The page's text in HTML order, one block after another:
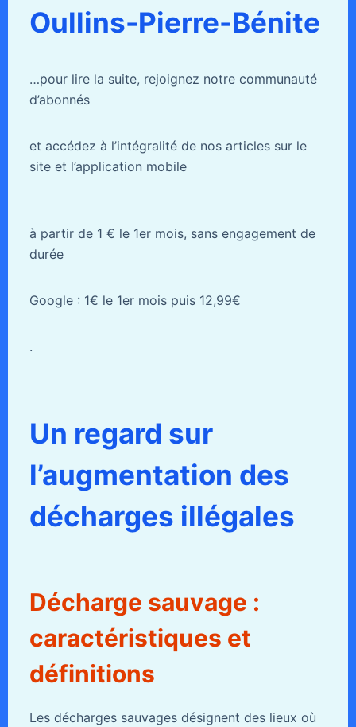
Oullins-Pierre-Bénite
…pour lire la suite, rejoignez notre communauté
d’abonnés
et accédez à l’intégralité de nos articles sur le
site et l’application mobile
à partir de 1 € le 1er mois, sans engagement de
durée
Google : 1€ le 1er mois puis 12,99€
.
Un regard sur
l’augmentation des
décharges illégales
Décharge sauvage :
caractéristiques et
définitions
Les décharges sauvages désignent des lieux où